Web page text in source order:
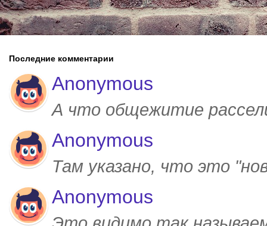
Последние комментарии
Anonymous
А что общежитие
Anonymous
Там указано, что это
Anonymous